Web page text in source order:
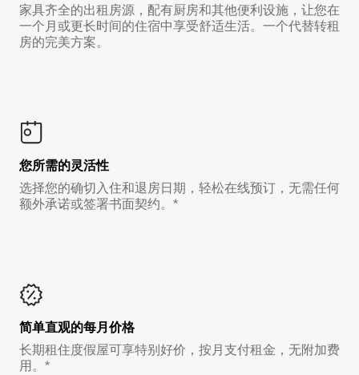
家具齐全的出租房源，配有厨房和其他便利设施，让您在
一个月或更长时间的住宿中享受舒适生活。一个代替转租
房的完美方案。
您所需的灵活性
选择您的确切入住和退房日期，轻松在线预订，无需任何
额外承诺或签署书面契约。*
简单直观的每月价格
长期租住度假屋可享特别好价，按月支付租金，无附加费
用。*